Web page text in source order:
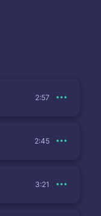
2:57
2:45
3:21